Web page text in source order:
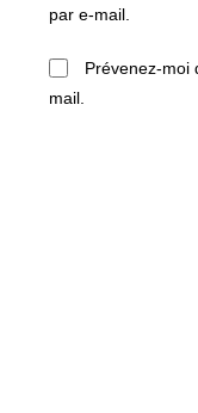
(facultatif)
par e-mail.
Prévenez-moi
mail.